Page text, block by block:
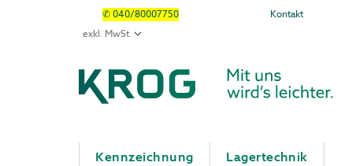
✆ 040/80007750 Kontakt
Kennzeichnung Lagertechnik